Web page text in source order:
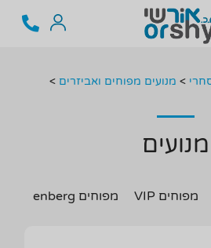
> מנועים מפוחים ואביזרים >
מנועים
מפוחים VIP מפוחים Rosenberg